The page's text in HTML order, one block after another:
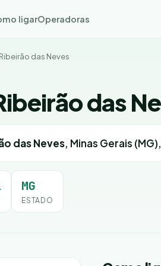
ligarOperadoras
Ribeirão das Neves
das
das Neves, Minas Gerais
MG
ESTADO